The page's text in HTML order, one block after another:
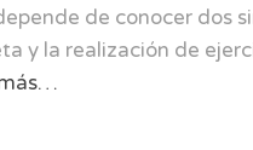
de conocer dos
y la realización de